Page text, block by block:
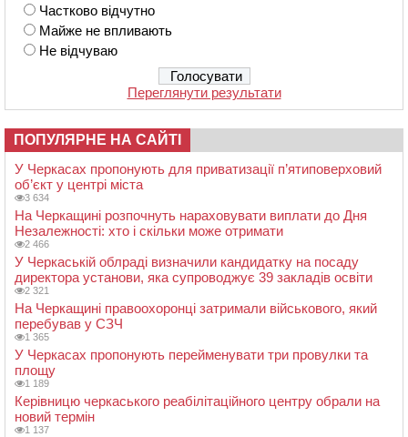
Частково відчутно
Майже не впливають
Не відчуваю
Переглянути результати
ПОПУЛЯРНЕ НА САЙТІ
У Черкасах пропонують для приватизації п’ятиповерховий
об’єкт у центрі міста
3 634
На Черкащині розпочнуть нараховувати виплати до Дня
Незалежності: хто і скільки може отримати
2 466
У Черкаській облраді визначили кандидатку на посаду
директора установи, яка супроводжує 39 закладів освіти
2 321
На Черкащині правоохоронці затримали військового, який
перебував у СЗЧ
1 365
У Черкасах пропонують перейменувати три провулки та
площу
1 189
Керівницю черкаського реабілітаційного центру обрали на
новий термін
1 137